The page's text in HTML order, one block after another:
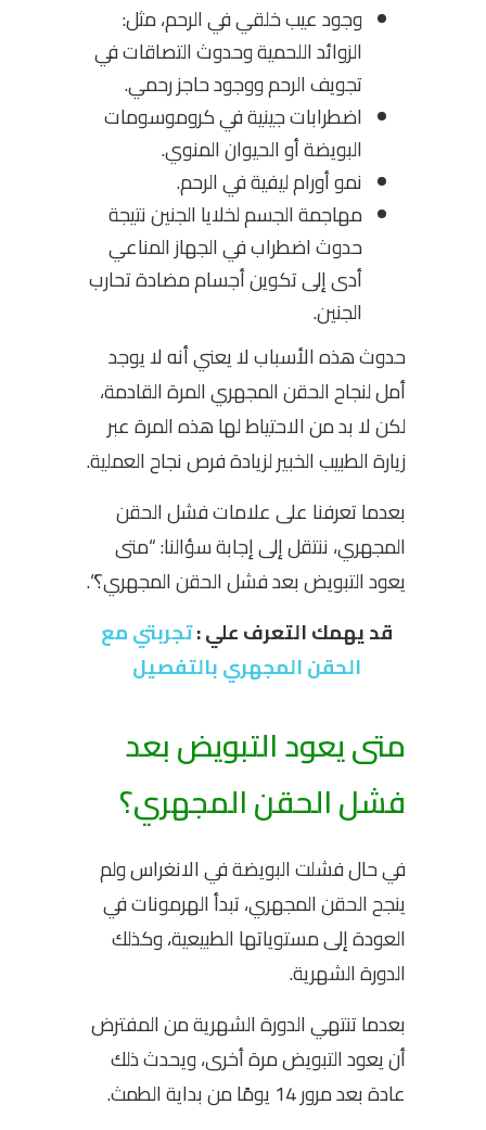
وجود عيب خلقي في الرحم، مثل:
الزوائد اللحمية وحدوث التصاقات في
تجويف الرحم ووجود حاجز رحمي.
اضطرابات جينية في كروموسومات
البويضة أو الحيوان المنوي.
نمو أورام ليفية في الرحم.
مهاجمة الجسم لخلايا الجنين نتيجة
حدوث اضطراب في الجهاز المناعي
أدى إلى تكوين أجسام مضادة تحارب
الجنين.
حدوث هذه الأسباب لا يعني أنه لا يوجد
أمل لنجاح الحقن المجهري المرة القادمة،
لكن لا بد من الاحتياط لها هذه المرة عبر
زيارة الطبيب الخبير لزيادة فرص نجاح العملية.
بعدما تعرفنا على علامات فشل الحقن
المجهري، ننتقل إلى إجابة سؤالنا: “متى
يعود التبويض بعد فشل الحقن المجهري؟“.
قد يهمك التعرف علي :تجربتي مع
الحقن المجهري بالتفصيل
متى يعود التبويض بعد
فشل الحقن المجهري؟
في حال فشلت البويضة في الانغراس ولم
ينجح الحقن المجهري، تبدأ الهرمونات في
العودة إلى مستوياتها الطبيعية، وكذلك
الدورة الشهرية.
بعدما تنتهي الدورة الشهرية من المفترض
أن يعود التبويض مرة أخرى، ويحدث ذلك
عادة بعد مرور 14 يومًا من بداية الطمث.